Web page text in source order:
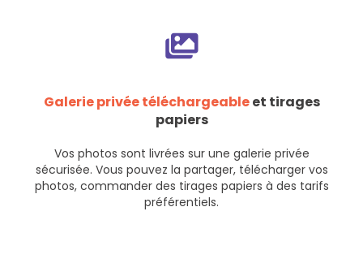
Galerie privée téléchargeableet tirages
papiers
Vos photos sont livrées sur une galerie privée
sécurisée. Vous pouvez la partager, télécharger vos
photos, commander des tirages papiers à des tarifs
préférentiels.